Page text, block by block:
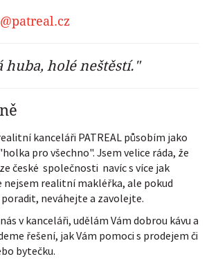
huba, holé neštěstí."
kanceláři PATREAL působím jako
pro všechno". Jsem velice ráda, že
české společnosti navíc s více jak
nejsem realitní makléřka, ale pokud
neváhejte a zavolejte.
v kanceláři, udělám Vám dobrou kávu a
řešení, jak Vám pomoci s prodejem či
bytečku.